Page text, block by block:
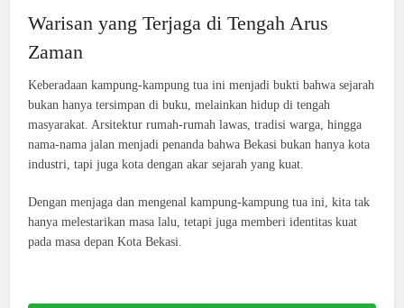
Warisan yang Terjaga di Tengah Arus
Zaman
Keberadaan kampung-kampung tua ini menjadi bukti bahwa sejarah
bukan hanya tersimpan di buku, melainkan hidup di tengah
masyarakat. Arsitektur rumah-rumah lawas, tradisi warga, hingga
nama-nama jalan menjadi penanda bahwa Bekasi bukan hanya kota
industri, tapi juga kota dengan akar sejarah yang kuat.
Dengan menjaga dan mengenal kampung-kampung tua ini, kita tak
hanya melestarikan masa lalu, tetapi juga memberi identitas kuat
pada masa depan Kota Bekasi.